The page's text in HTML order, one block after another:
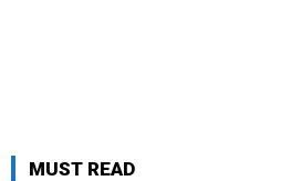
MUST READ